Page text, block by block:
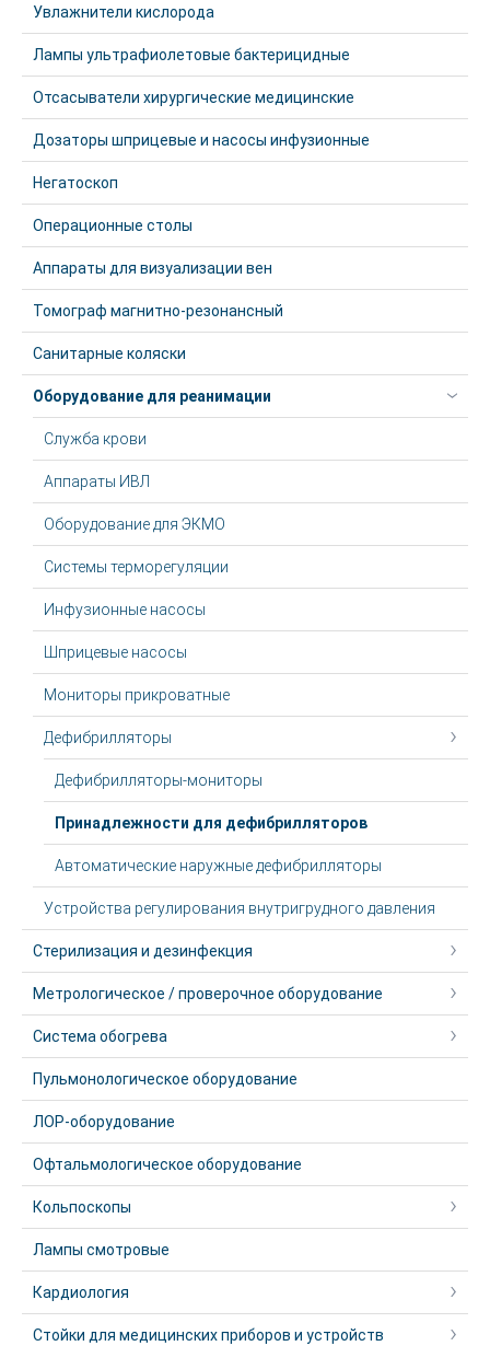
Увлажнители кислорода
Лампы ультрафиолетовые бактерицидные
Отсасыватели хирургические медицинские
Дозаторы шприцевые и насосы инфузионные
Негатоскоп
Операционные столы
Аппараты для визуализации вен
Томограф магнитно-резонансный
Санитарные коляски
Оборудование для реанимации
Служба крови
Аппараты ИВЛ
Оборудование для ЭКМО
Системы терморегуляции
Инфузионные насосы
Шприцевые насосы
Мониторы прикроватные
Дефибрилляторы
Дефибрилляторы-мониторы
Принадлежности для дефибрилляторов
Автоматические наружные дефибрилляторы
Устройства регулирования внутригрудного давления
Стерилизация и дезинфекция
Метрологическое / проверочное оборудование
Система обогрева
Пульмонологическое оборудование
ЛОР-оборудование
Офтальмологическое оборудование
Кольпоскопы
Лампы смотровые
Кардиология
Стойки для медицинских приборов и устройств